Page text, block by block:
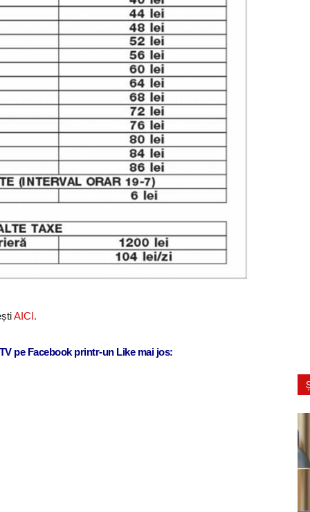
AICI.
pe Facebook printr-un Like mai jos: